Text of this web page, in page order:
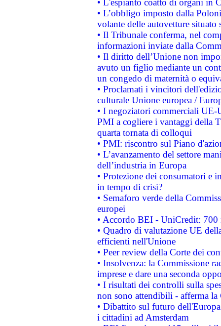
• L'espianto coatto di organi in
• L’obbligo imposto dalla
volante delle autovetture
• Il Tribunale conferma, nel
informazioni inviate dalla
• Il diritto dell’Unione non
avuto un figlio mediante un
un congedo di maternità o
• Proclamati i vincitori
culturale Unione europea /
• I negoziatori commerciali UE-
PMI a cogliere i vantaggi della
quarta tornata di colloqui
• PMI: riscontro sul Piano
• L’avanzamento del settore
dell’industria in Europa
• Protezione dei consumatori e
in tempo di crisi?
• Semaforo verde della
europei
• Accordo BEI - UniCredit:
• Quadro di valutazione UE
efficienti nell'Unione
• Peer review della Corte dei
• Insolvenza: la Commissione
imprese e dare una seconda
• I risultati dei controlli sulla
non sono attendibili - afferma la
• Dibattito sul futuro
i cittadini ad Amsterdam